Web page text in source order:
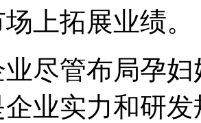
上拓展业绩。
尽管布局孕
业实力和研